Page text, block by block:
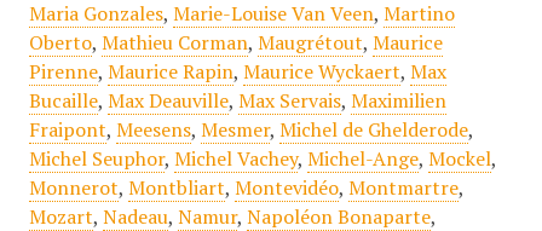
Maria Gonzales, Marie-Louise Van Veen, Martino
Oberto, Mathieu Corman, Maugrétout, Maurice
Pirenne, Maurice Rapin, Maurice Wyckaert, Max
Bucaille, Max Deauville, Max Servais, Maximilien
Fraipont, Meesens, Mesmer, Michel de Ghelderode,
Michel Seuphor, Michel Vachey, Michel-Ange, Mockel,
Monnerot, Montbliart, Montevidéo, Montmartre,
Mozart, Nadeau, Namur, Napoléon Bonaparte,